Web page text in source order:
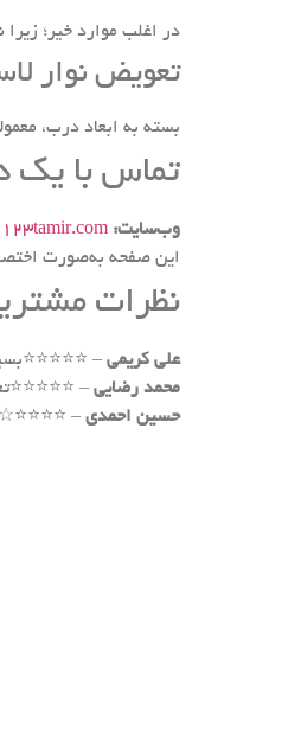
در اغلب موارد خیر؛
تعویض نوار
بسته به ابعاد درب، معمولاً بین ۱ تا ۲ ساعت زمان نیاز دارد و یخچال بلافاصله قابل
تماس با یک
وب‌سایت: 123tamir.com
این صفحه به‌صورت
نظرات
علی کریمی –
محمد رضایی –
حسین احمدی –